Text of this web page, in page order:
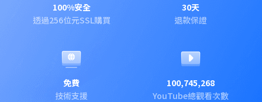
100%安全
透過256位元SSL購買
30天
退款保證
免費
技術支援
100,745,268
YouTube總觀看次數